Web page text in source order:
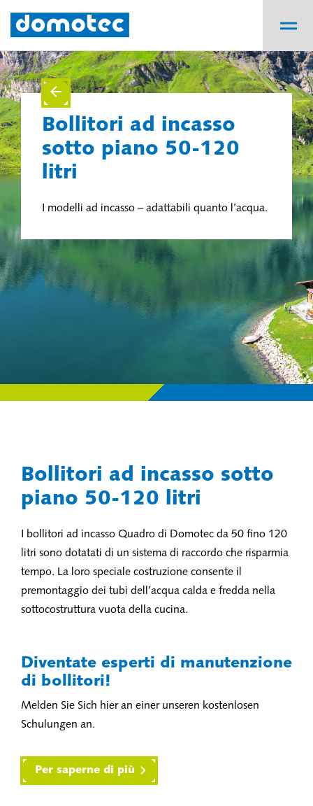
Bollitori ad incasso
sotto piano 50-120
litri
I modelli ad incasso – adattabili quanto l’acqua.
Bollitori ad incasso sotto
piano 50-120 litri
I bollitori ad incasso Quadro di Domotec da 50 fino 120
litri sono dotatati di un sistema di raccordo che risparmia
tempo. La loro speciale costruzione consente il
premontaggio dei tubi dell’acqua calda e fredda nella
sottocostruttura vuota della cucina.
Diventate esperti di manutenzione
di bollitori!
Melden Sie Sich hier an einer unseren kostenlosen
Schulungen an.
Per saperne di più